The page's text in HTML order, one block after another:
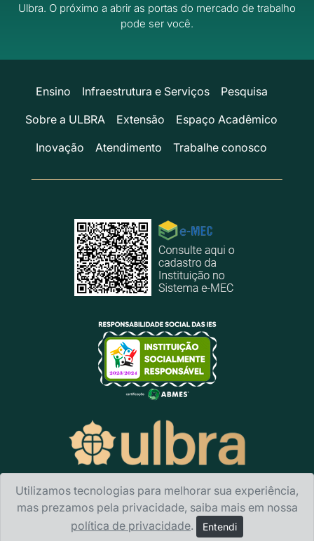
Ulbra. O próximo a abrir as portas do mercado de trabalho
pode ser você.
Ensino Infraestrutura e Serviços
Pesquisa
Sobre a ULBRA
Extensão
Espaço Acadêmico
Inovação
Atendimento Trabalhe conosco
Ulbra Guaíba- Rua da Balança, 482 - Bairro Altos da
Utilizamos tecnologias para melhorar sua experiência,
mas prezamos pela privacidade, saiba mais em nossa
política de privacidade. Entendi